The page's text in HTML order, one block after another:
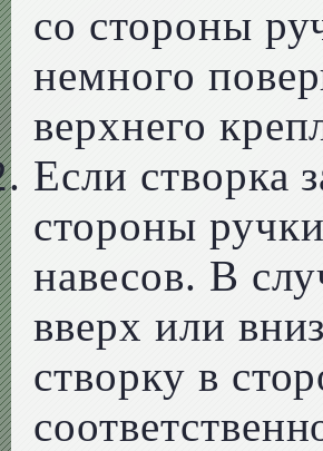
со стороны
немного
верхнего
Если створка
стороны
навесов. В
вверх или
створку в